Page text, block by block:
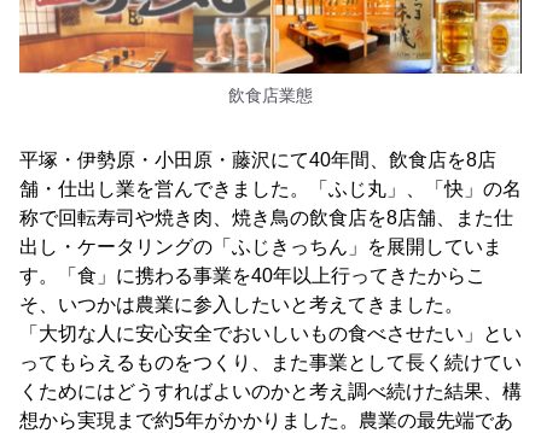
飲食店業態
平塚・伊勢原・小田原・藤沢にて40年間、飲食店を8店
舗・仕出し業を営んできました。「ふじ丸」、「快」の名
称で回転寿司や焼き肉、焼き鳥の飲食店を8店舗、また仕
出し・ケータリングの「ふじきっちん」を展開していま
す。「食」に携わる事業を40年以上行ってきたからこ
そ、いつかは農業に参入したいと考えてきました。
「大切な人に安心安全でおいしいもの食べさせたい」とい
ってもらえるものをつくり、また事業として長く続けてい
くためにはどうすればよいのかと考え調べ続けた結果、構
想から実現まで約5年がかかりました。農業の最先端であ